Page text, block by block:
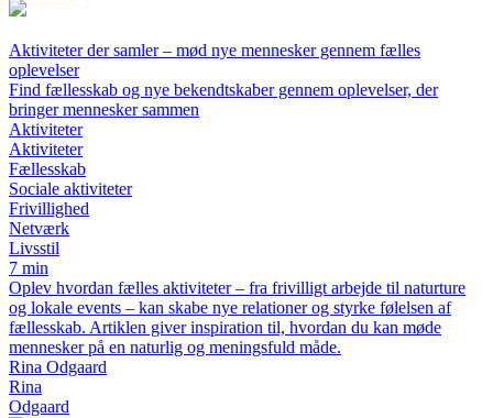
Aktiviteter der samler – mød nye mennesker gennem fælles
oplevelser
Find fællesskab og nye bekendtskaber gennem oplevelser, der
bringer mennesker sammen
Aktiviteter
Aktiviteter
Fællesskab
Sociale aktiviteter
Frivillighed
Netværk
Livsstil
7 min
Oplev hvordan fælles aktiviteter – fra frivilligt arbejde til naturture
og lokale events – kan skabe nye relationer og styrke følelsen af
fællesskab. Artiklen giver inspiration til, hvordan du kan møde
mennesker på en naturlig og meningsfuld måde.
Rina Odgaard
Rina
Odgaard